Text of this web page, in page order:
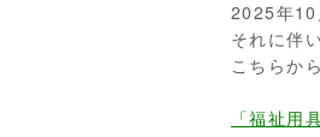
2025年10
それに伴
こちらか
「福祉